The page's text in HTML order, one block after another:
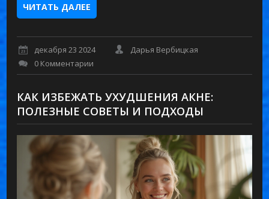
ЧИТАТЬ ДАЛЕЕ
декабря 23 2024
Дарья Вербицкая
0 Комментарии
КАК ИЗБЕЖАТЬ УХУДШЕНИЯ АКНЕ:
ПОЛЕЗНЫЕ СОВЕТЫ И ПОДХОДЫ